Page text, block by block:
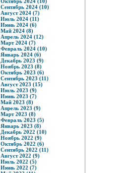
Сентябрь 2024 (10)
Август 2024 (7)
Июль 2024 (11)
Июнь 2024 (6)
Май 2024 (8)
Апрель 2024 (12)
Март 2024 (7)
Февраль 2024 (10)
Январь 2024 (6)
Декабрь 2023 (9)
Ноябрь 2023 (8)
Октябрь 2023 (6)
Сентябрь 2023 (11)
Август 2023 (15)
Июль 2023 (9)
Июнь 2023 (7)
Май 2023 (8)
Апрель 2023 (9)
Март 2023 (8)
Февраль 2023 (5)
Январь 2023 (8)
Декабрь 2022 (10)
Ноябрь 2022 (9)
Октябрь 2022 (6)
Сентябрь 2022 (11)
Август 2022 (9)
Июль 2022 (5)
Июнь 2022 (7)